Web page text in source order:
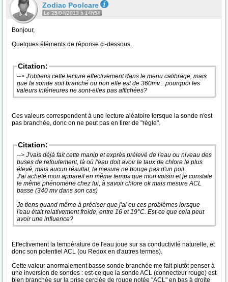
Zodiac Poolcare
Le 25/04/2013 à 14h54
Bonjour,
Quelques éléments de réponse ci-dessous.
Citation:
--> J'obtiens cette lecture effectivement dans le menu calibrage, mais
que la sonde soit branché ou non elle est de 360mv... pourquoi les
valeurs inférieures ne sont-elles pas affichées?
Ces valeurs correspondent à une lecture aléatoire lorsque la sonde n'est
pas branchée, donc on ne peut pas en tirer de "règle".
Citation:
--> J'vais déjà fait cette manip et exprès prélevé de l'eau ou niveau des
buses de refoulement, là où l'eau doit avoir le taux de chlore le plus
élevé, mais aucun résultat, la mesure ne bouge pas d'un poil.
J'ai acheté mon appareil en même temps que mon voisin et je constate
le même phénomène chez lui, à savoir chlore ok mais mesure ACL
basse (340 mv dans son cas)
Je tiens quand même à préciser que j'ai eu ces problèmes lorsque
l'eau était relativement froide, entre 16 et 19°C. Est-ce que cela peut
avoir une influence?
Effectivement la température de l'eau joue sur sa conductivité naturelle, et
donc son potentiel ACL (ou Redox en d'autres termes).
Cette valeur anormalement basse sonde branchée me fait plutôt penser à
une inversion de sondes : est-ce que la sonde ACL (connecteur rouge) est
bien branchée sur la prise cerclée de rouge notée "ACL" en bas à droite